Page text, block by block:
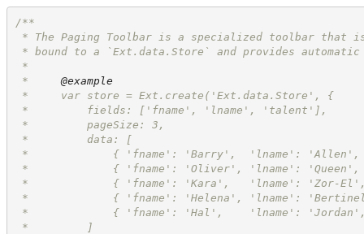
/**
* The Paging Toolbar is a specialized toolbar that
* bound to a `Ext.data.Store` and provides
*
* @example
*     var store = Ext.create('Ext.data.Store', {
*         fields: ['fname', 'lname', 'talent'],
*         pageSize: 3,
*         data: [
*             { 'fname': 'Barry',  'lname':
*             { 'fname': 'Oliver', 'lname':
*             { 'fname': 'Kara',   'lname':
*             { 'fname': 'Helena', 'lname':
*             { 'fname': 'Hal',    'lname':
*         ]